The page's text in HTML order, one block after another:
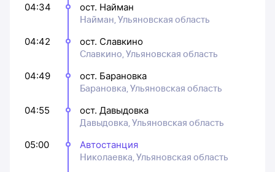
04:34
ост. Найман
Найман, Ульяновская область
04:42
ост. Славкино
Славкино, Ульяновская область
04:49
ост. Барановка
Барановка, Ульяновская область
04:55
ост. Давыдовка
Давыдовка, Ульяновская область
05:00
Автостанция
Николаевка, Ульяновская область